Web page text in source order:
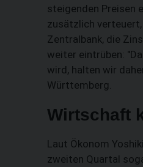
steigenden Preisen
zusätzlich
Zentralbank, die
weiter eintrüben:
wird, halten wir
Württemberg.
Wirtschaft
Laut Ökonom
zweiten Quartal